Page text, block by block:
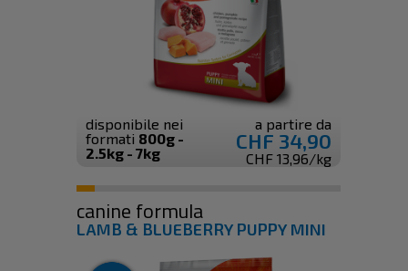
disponibile nei
formati 800g -
2.5kg - 7kg
a partire da
CHF 34,90
CHF 13,96/kg
canine formula
LAMB & BLUEBERRY PUPPY MINI